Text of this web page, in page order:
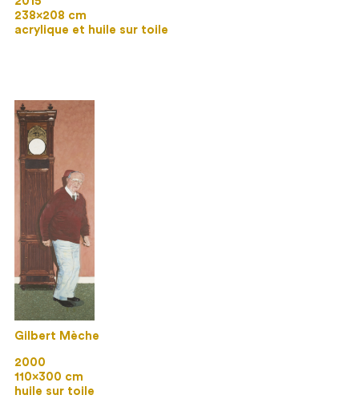
238×208 cm
acrylique et huile sur toile
Gilbert Mèche
2000
110×300 cm
huile sur toile